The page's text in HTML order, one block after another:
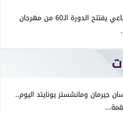
صابر الرباعي يفتتح الدورة الـ60 من مهرجان
جيرمان ومانشستر يونايتد اليوم..